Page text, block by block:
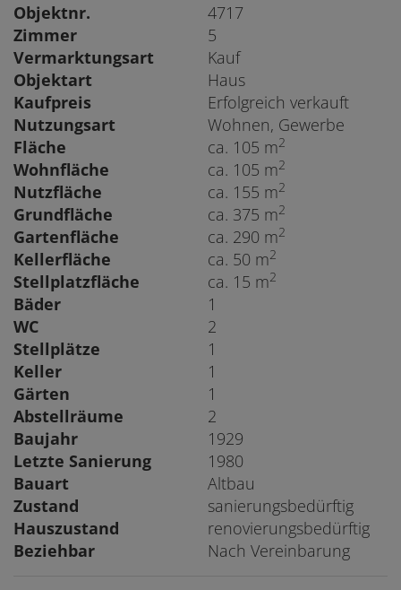
Objektnr.
4717
Zimmer
5
Vermarktungsart
Kauf
Objektart
Haus
Kaufpreis
Erfolgreich verkauft
Nutzungsart
Wohnen Gewerbe
Fläche
ca. 105 m2
Wohnfläche ca. 105 m2
Nutzfläche ca. 155 m2
Grundfläche ca. 375 m2
Gartenfläche ca. 290 m2
Kellerfläche ca. 50 m2
Stellplatzfläche ca. 15 m2
Bäder
1
WC
2
Stellplätze
1
Keller
1
Gärten
1
Abstellräume
2
Baujahr
1929
Letzte Sanierung
1980
Bauart
Altbau
Zustand
sanierungsbedürftig
Hauszustand
renovierungsbedürftig
Beziehbar
Nach Vereinbarung